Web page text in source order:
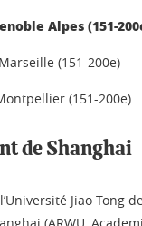
Alpes (151-
(151-200e)
(151-200e)
de Shanghai
Jiao Tong
(ARWU,